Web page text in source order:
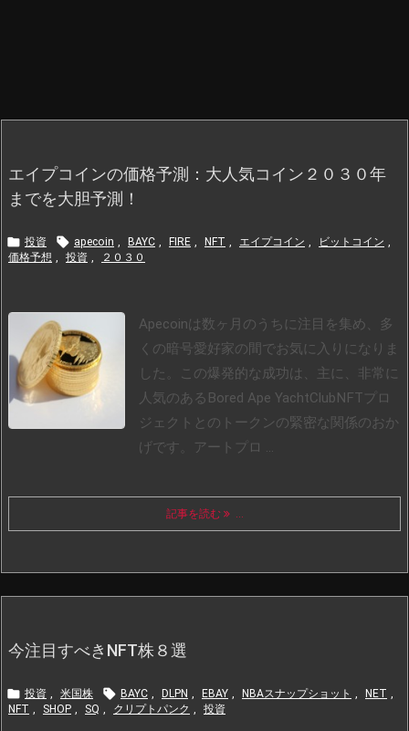
エイプコインの価格予測：大人気コイン２０３０年
までを大胆予測！
 投資  apecoin , BAYC , FIRE , NFT , エイプコイン , ビットコイン ,
価格予想 , 投資 , ２０３０
Apecoinは数ヶ月のうちに注目を集め、多
くの暗号愛好家の間でお気に入りになりま
した。この爆発的な成功は、主に、非常に
人気のあるBored Ape YachtClubNFTプロ
ジェクトとのトークンの緊密な関係のおか
げです。アートプロ ...
記事を読む ...
今注目すべきNFT株８選
 投資 , 米国株  BAYC , DLPN , EBAY , NBAスナップショット , NET ,
NFT , SHOP , SQ , クリプトパンク , 投資